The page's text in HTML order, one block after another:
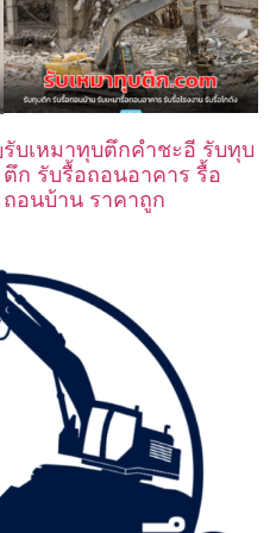
รับเหมาทุบตึกคำชะอี รับทุบ
ตึก รับรื้อถอนอาคาร รื้อ
ถอนบ้าน ราคาถูก